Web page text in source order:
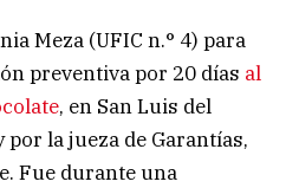
Meza (UFIC n.° 4) para
preventiva por 20 días al
, en San Luis del
la jueza de Garantías,
Fue durante una